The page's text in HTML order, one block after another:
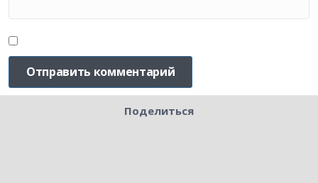
Поделиться